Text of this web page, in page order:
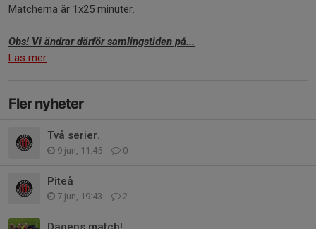
Matcherna är 1x25 minuter.
Obs! Vi ändrar därför samlingstiden på...
Läs mer
Fler nyheter
Två serier.
9 jun, 11:45 0
Piteå
7 jun, 19:43 2